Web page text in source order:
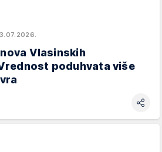
Vlasinskih
poduhvata više